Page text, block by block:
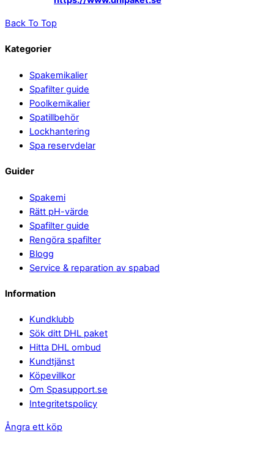
Back To Top
Kategorier
Spakemikalier
Spafilter guide
Poolkemikalier
Spatillbehör
Lockhantering
Spa reservdelar
Guider
Spakemi
Rätt pH-värde
Spafilter guide
Rengöra spafilter
Blogg
Service & reparation av spabad
Information
Kundklubb
Sök ditt DHL paket
Hitta DHL ombud
Kundtjänst
Köpevillkor
Om Spasupport.se
Integritetspolicy
Ångra ett köp